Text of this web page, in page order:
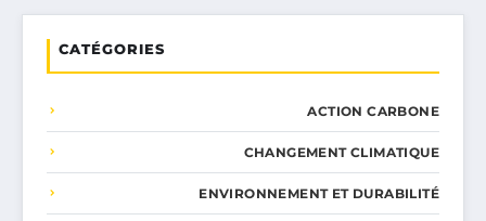
CATÉGORIES
ACTION CARBONE
CHANGEMENT CLIMATIQUE
ENVIRONNEMENT ET DURABILITÉ